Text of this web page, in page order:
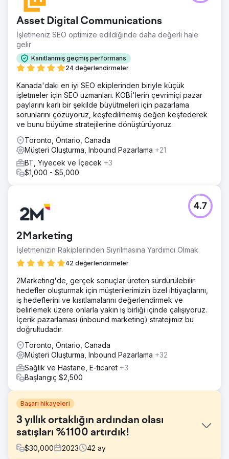
Asset Digital Communications
İşletmeniz SEO optimize edildiğinde daha değerli hale
gelir
Kanıtlanmış geçmiş performans
24 değerlendirmeler
Kanada'daki en iyi SEO ekiplerinden biriyle küçük
işletmeler için SEO uzmanları. KOBİ'lerin çevrimiçi pazar
paylarını karlı bir şekilde büyütmeleri için pazarlama
sorunlarını çözüyoruz, keşfedilmemiş değeri keşfederek
ve bunu büyüme stratejilerine dönüştürüyoruz.
Toronto, Ontario, Canada
Müşteri Oluşturma, Inbound Pazarlama +21
BT, Yiyecek ve İçecek +3
$1,000 - $5,000
2Marketing
İşletmenizin Rakiplerinden Sıyrılmasına Yardımcı Olmak
42 değerlendirmeler
4.7
2Marketing'de, gerçek sonuçlar üreten sürdürülebilir
hedefler oluşturmak için müşterilerimizin özel ihtiyaçlarını,
iş hedeflerini ve kısıtlamalarını değerlendirmek ve
belirlemek üzere onlarla yakın iş birliği içinde çalışıyoruz.
İçerik pazarlaması (inbound marketing) stratejimiz bu
doğrultudadır.
Toronto, Ontario, Canada
Müşteri Oluşturma, Inbound Pazarlama +32
Sağlık ve Hastane, E-ticaret +3
Başlangıç $2,500
Başarı hikayeleri
3 yıllık ortaklığın ardından olası
satışları %1100 artırdık!
$30,000 2023 42 ay